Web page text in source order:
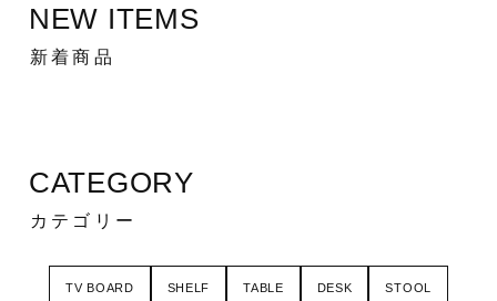
NEW ITEMS
新着商品
CATEGORY
カテゴリー
TV BOARD SHELF TABLE DESK STOOL